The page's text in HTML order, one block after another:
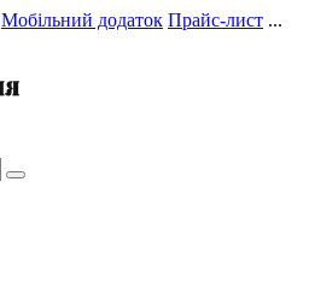
Мобільний додаток Прайс-лист ...